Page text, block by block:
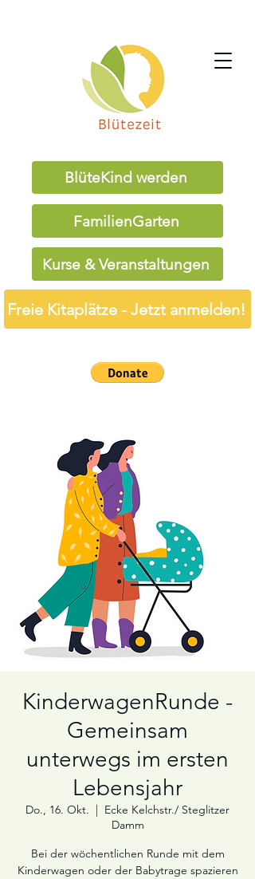
BlüteKind werden
FamilienGarten
Kurse & Veranstaltungen
Freie Kitaplätze - Jetzt anmelden!
KinderwagenRunde -
Gemeinsam
unterwegs im ersten
Lebensjahr
Do., 16. Okt.
  |
Ecke Kelchstr./ Steglitzer
Damm
Bei der wöchentlichen Runde mit dem
Kinderwagen oder der Babytrage spazieren